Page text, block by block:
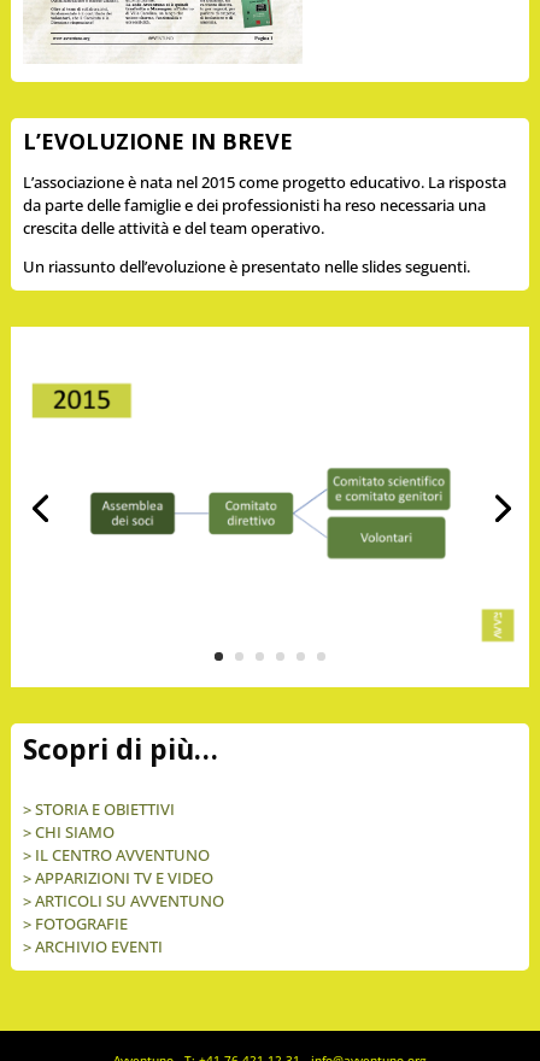
L’EVOLUZIONE IN BREVE
L’associazione è nata nel 2015 come progetto educativo. La risposta
da parte delle famiglie e dei professionisti ha reso necessaria una
crescita delle attività e del team operativo.
Un riassunto dell’evoluzione è presentato nelle slides seguenti.
Scopri di più…
>STORIA E OBIETTIVI
>CHI SIAMO
> IL CENTRO AVVENTUNO
>APPARIZIONI TV E VIDEO
>ARTICOLI SU AVVENTUNO
> FOTOGRAFIE
>ARCHIVIO EVENTI